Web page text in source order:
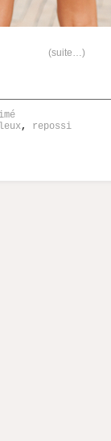
(suite…)
, repossi